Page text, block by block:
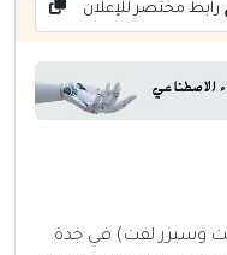
رابط مختصر للإعلان
وسيزر لفت) في جدة.